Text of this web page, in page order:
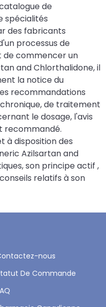
de
spécialités
des fabricants
processus de
de commencer un
and Chlorthalidone, il
la notice du
recommandations
de traitement
le dosage, l'avis
recommandé.
à disposition des
Azilsartan and
son principe actif ,
relatifs à son
nous
De Commande